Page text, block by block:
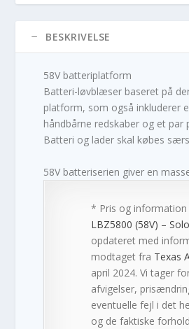
BESKRIVELSE
58V batteriplatform
Batteri-løvblæser baseret på
platform, som også inkluderer
håndbårne redskaber og et par
Batteri og lader skal købes
58V batteriserien giver en
* Pris og information
LBZ5800 (58V) – Solo
opdateret med
modtaget fra Texas
april 2024. Vi tager
afvigelser,
eventuelle fejl i det
og de faktiske